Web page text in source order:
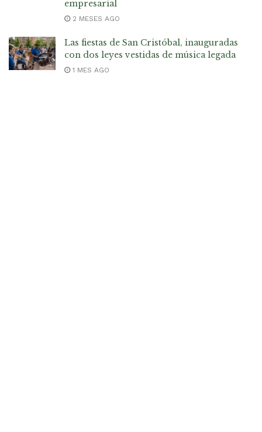
empresarial
2 MESES AGO
Las fiestas de San Cristóbal, inauguradas
con dos leyes vestidas de música legada
1 MES AGO